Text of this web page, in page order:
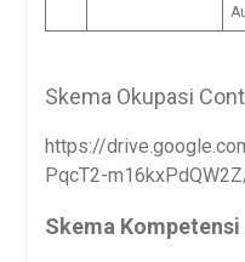
Skema Okupasi
https://
PqcT2-
Skema Kompetensi